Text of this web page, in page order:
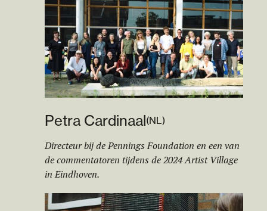
Petra Cardinaal(NL)
Directeur bij de Pennings Foundation en een van
de commentatoren tijdens de 2024 Artist Village
in Eindhoven.